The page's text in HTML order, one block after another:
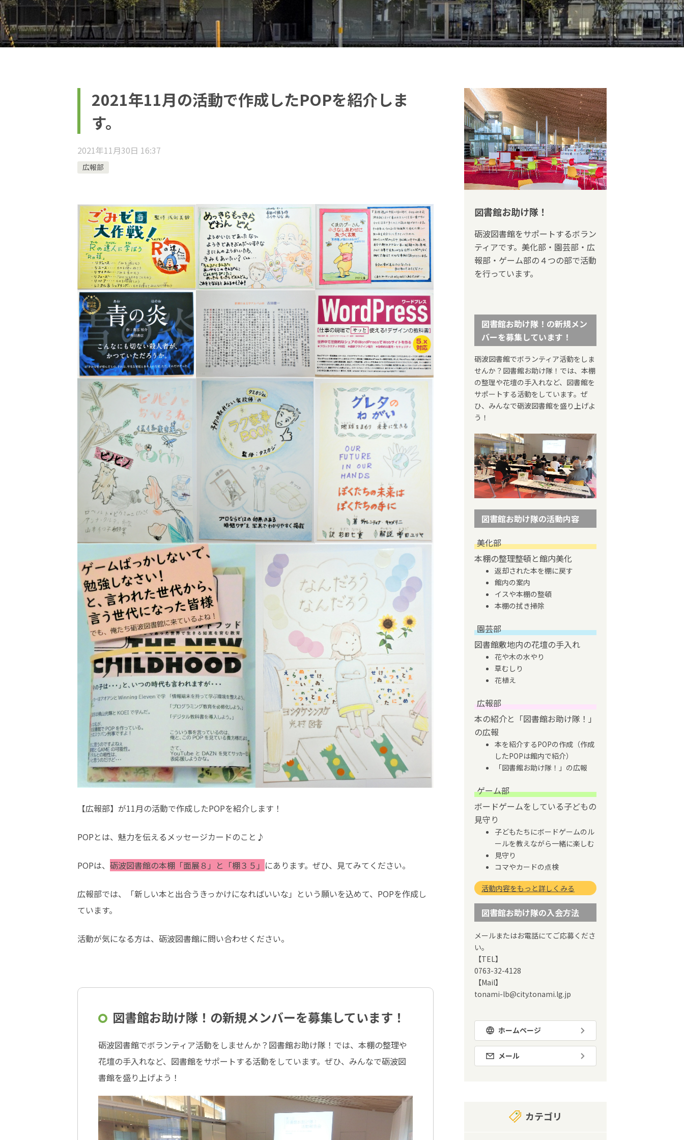
2021年11月の活動で作成したPOPを紹介しま
す。
2021年11月30日 16:37
広報部
【広報部】が11月の活動で作成したPOPを紹介します！
POPとは、魅力を伝えるメッセージカードのこと♪
POPは、 砺波図書館の本棚「面展８」と「棚３５」 にあります。ぜひ、見てみてください。
広報部では、「新しい本と出合うきっかけになればいいな」という願いを込めて、POPを作成し
ています。
活動が気になる方は、砺波図書館に問い合わせください。
図書館お助け隊！の新規メンバーを募集しています！
砺波図書館でボランティア活動をしませんか？図書館お助け隊！では、本棚の整理や
花壇の手入れなど、図書館をサポートする活動をしています。ぜひ、みんなで砺波図
書館を盛り上げよう！
図書館お助け隊！
砺波図書館をサポートするボラン
ティアです。美化部・園芸部・広
報部・ゲーム部の４つの部で活動
を行っています。
図書館お助け隊！の新規メン
バーを募集しています！
砺波図書館でボランティア活動をしま
せんか？図書館お助け隊！では、本棚
の整理や花壇の手入れなど、図書館を
サポートする活動をしています。ぜ
ひ、みんなで砺波図書館を盛り上げよ
う！
図書館お助け隊の活動内容
美化部
本棚の整理整頓と館内美化
返却された本を棚に戻す
館内の案内
イスや本棚の整頓
本棚の拭き掃除
園芸部
図書館敷地内の花壇の手入れ
花や木の水やり
草むしり
花植え
広報部
本の紹介と「図書館お助け隊！」
の広報
本を紹介するPOPの作成（作成
したPOPは館内で紹介）
「図書館お助け隊！」の広報
ゲーム部
ボードゲームをしている子どもの
見守り
子どもたちにボードゲームのル
ールを教えながら一緒に楽しむ
見守り
コマやカードの点検
活動内容をもっと詳しくみる
図書館お助け隊の入会方法
メールまたはお電話にてご応募くださ
い。
【TEL】
0763-32-4128
【Mail】
tonami-lb@city.tonami.lg.jp
ホームページ
メール
カテゴリ